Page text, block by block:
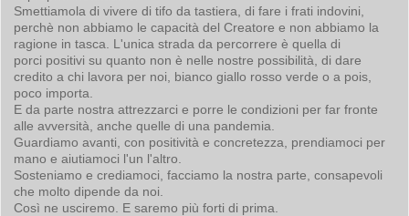
Smettiamola di vivere di tifo da tastiera, di fare i frati indovini,
perchè non abbiamo le capacità del Creatore e non abbiamo la
ragione in tasca. L'unica strada da percorrere è quella di
porci positivi su quanto non è nelle nostre possibilità, di dare
credito a chi lavora per noi, bianco giallo rosso verde o a pois,
poco importa.
E da parte nostra attrezzarci e porre le condizioni per far fronte
alle avversità, anche quelle di una pandemia.
Guardiamo avanti, con positività e concretezza, prendiamoci per
mano e aiutiamoci l'un l'altro.
Sosteniamo e crediamoci, facciamo la nostra parte, consapevoli
che molto dipende da noi.
Così ne usciremo. E saremo più forti di prima.